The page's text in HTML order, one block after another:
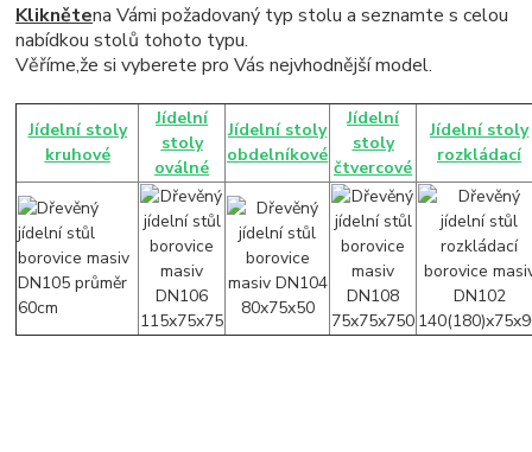
Kliknětena Vámi požadovaný typ stolu a seznamte s celou
nabídkou stolů tohoto typu.
Věříme,že si vyberete pro Vás nejvhodnější model.
Jídelní stoly
kruhové
Jídelní
stoly
oválné
Jídelní stoly
obdelníkové
Jídelní
stoly
čtvercové
Jídelní stoly
rozkládací